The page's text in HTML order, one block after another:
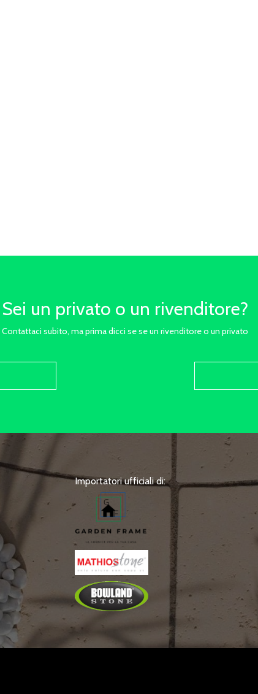
Sei un privato o un rivenditore?
Contattaci subito, ma prima dicci se se un rivenditore o un privato
Importatori ufficiali di: